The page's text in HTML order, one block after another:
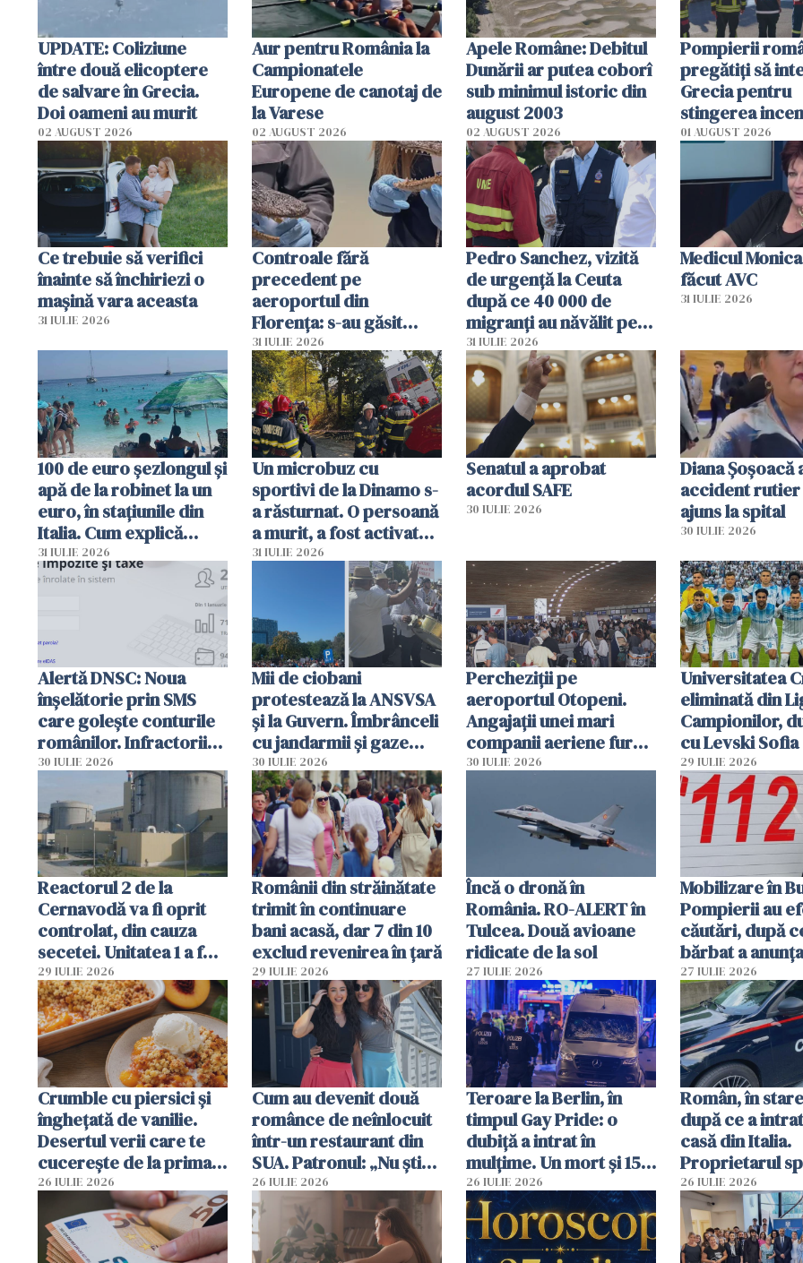
UPDATE: Coliziune
între două elicoptere
de salvare în Grecia.
Doi oameni au murit
02 AUGUST 2026
Aur pentru România la
Campionatele
Europene de canotaj de
la Varese
02 AUGUST 2026
Apele Române: Debitul
Dunării ar putea coborî
sub minimul istoric din
august 2003
02 AUGUST 2026
Pompierii
pregătiţi să
Grecia pentru
stingerea
01 AUGUST 2026
Ce trebuie să verifici
înainte să închiriezi o
mașină vara aceasta
31 IULIE 2026
Controale fără
precedent pe
aeroportul din
Florența: s-au găsit
capete de aligator și o
sumă imensă de bani
31 IULIE 2026
Pedro Sanchez, vizită
de urgență la Ceuta
după ce 40 000 de
migranți au năvălit pe
teritoriul spaniol: „Vom
mobiliza toate
resursele"
31 IULIE 2026
Medicul
făcut AVC
31 IULIE 2026
100 de euro șezlongul și
apă de la robinet la un
euro, în stațiunile din
Italia. Cum explică
autoritățile
31 IULIE 2026
Un microbuz cu
sportivi de la Dinamo s-
a răsturnat. O persoană
a murit, a fost activat
planul roșu de
31 IULIE 2026
Senatul a aprobat
acordul SAFE
30 IULIE 2026
Diana Șoșoacă
accident rutier
ajuns la spital
30 IULIE 2026
Alertă DNSC: Noua
înșelătorie prin SMS
care golește conturile
românilor. Infractorii
folosesc numele
Ghișeul.ro și al Poliției
Române
30 IULIE 2026
Mii de ciobani
protestează la ANSVSA
și la Guvern. Îmbrânceli
cu jandarmii și gaze
lacrimogene
30 IULIE 2026
Percheziții pe
aeroportul Otopeni.
Angajații unei mari
companii aeriene furau
parfumuri, ceasuri și
vânzării
30 IULIE 2026
Universitatea
eliminată din
Campionilor,
cu Levski Sofia
29 IULIE 2026
Reactorul 2 de la
Cernavodă va fi oprit
controlat, din cauza
secetei. Unitatea 1 a fost
deja oprită
29 IULIE 2026
Românii din străinătate
trimit în continuare
bani acasă, dar 7 din 10
exclud revenirea în țară
29 IULIE 2026
Încă o dronă în
România. RO-ALERT în
Tulcea. Două avioane
ridicate de la sol
27 IULIE 2026
Mobilizare în
Pompierii au
căutări, după
bărbat a
că a văzut un
luminos
27 IULIE 2026
Crumble cu piersici și
înghețată de vanilie.
Desertul verii care te
cucerește de la prima
lingură
26 IULIE 2026
Cum au devenit două
românce de neînlocuit
într-un restaurant din
SUA. Patronul: „Nu știu
ce o să mă fac fără voi”
26 IULIE 2026
Teroare la Berlin, în
timpul Gay Pride: o
dubiță a intrat în
mulțime. Un mort și 15
răniți
26 IULIE 2026
Român, în
după ce a
casă din Italia.
Proprietarul
s-a apărat cu
26 IULIE 2026